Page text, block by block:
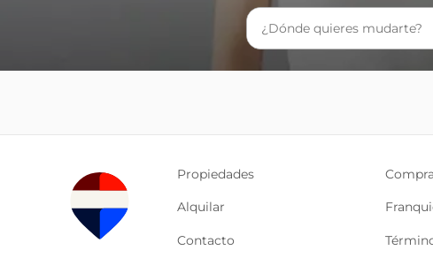
Propiedades
Alquilar
Contacto